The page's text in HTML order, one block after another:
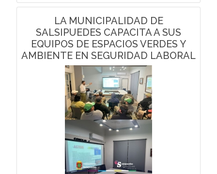
LA MUNICIPALIDAD DE
SALSIPUEDES CAPACITA A SUS
EQUIPOS DE ESPACIOS VERDES Y
AMBIENTE EN SEGURIDAD LABORAL